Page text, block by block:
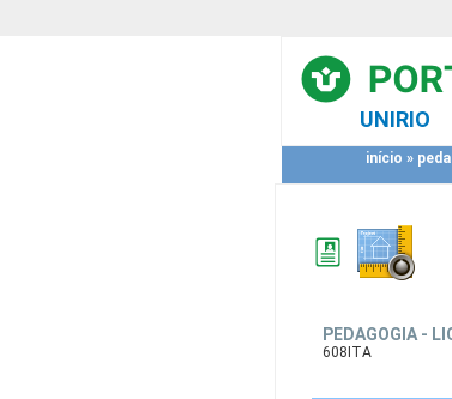
UNIRIO
início »
PEDAGOGIA -
608ITA